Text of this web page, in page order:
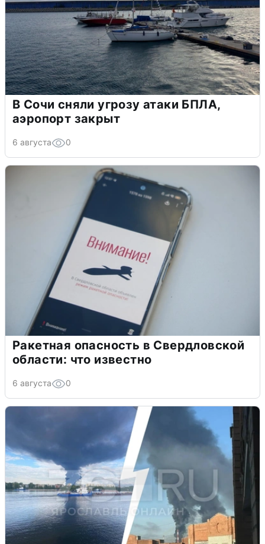
В Сочи сняли угрозу атаки БПЛА,
аэропорт закрыт
6 августа 0
Ракетная опасность в Свердловской
области: что известно
6 августа 0